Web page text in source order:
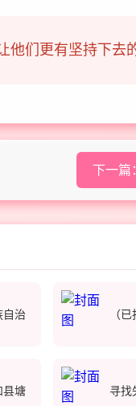
他们更有坚持下去
下一篇
自治 （
县塘 寻找